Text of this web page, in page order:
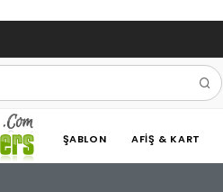
ŞABLON AFIŞ & KART